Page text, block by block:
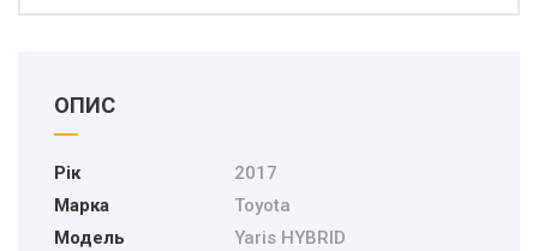
ОПИС
Рік
2017
Марка
Toyota
Модель
Yaris HYBRID